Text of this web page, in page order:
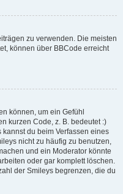
zu verwenden. Die meisten
können über BBCode erreicht
können, um ein Gefühl
kurzen Code, z. B. bedeutet :)
du beim Verfassen eines
nicht zu häufig zu benutzen,
und ein Moderator könnte
oder gar komplett löschen.
der Smileys begrenzen, die du